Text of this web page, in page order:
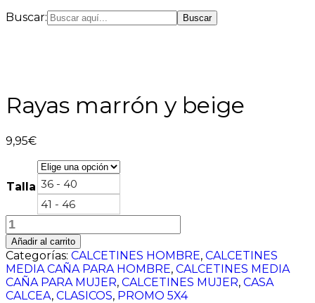
Buscar:
Rayas marrón y beige
9,95€
Talla 36 - 40
41 - 46
Rayas
marrón
y
beige
cantidad
Añadir al carrito
Categorías: CALCETINES HOMBRE, CALCETINES
MEDIA CAÑA PARA HOMBRE, CALCETINES MEDIA
CAÑA PARA MUJER, CALCETINES MUJER, CASA
CALCEA, CLASICOS, PROMO 5X4